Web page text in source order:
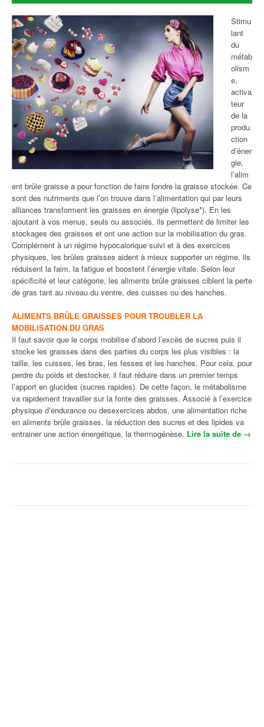
Stimu
lant
du
métab
olism
e,
activa
teur
de la
produ
ction
d’éner
gie,
l’alim
ent brûle graisse a pour fonction de faire fondre la graisse stockée. Ce
sont des nutriments que l’on trouve dans l’alimentation qui par leurs
alliances transforment les graisses en énergie (lipolyse*). En les
ajoutant à vos menus, seuls ou associés, ils permettent de limiter les
stockages des graisses et ont une action sur la mobilisation du gras.
Complément à un régime hypocalorique suivi et à des exercices
physiques, les brûles graisses aident à mieux supporter un régime, ils
réduisent la faim, la fatigue et boostent l’énergie vitale. Selon leur
spécificité et leur catégorie, les aliments brûle graisses ciblent la perte
de gras tant au niveau du ventre, des cuisses ou des hanches.
ALIMENTS BRÛLE GRAISSES POUR TROUBLER LA
MOBILISATION DU GRAS
Il faut savoir que le corps mobilise d’abord l’excès de sucres puis il
stocke les graisses dans des parties du corps les plus visibles : la
taille, les cuisses, les bras, les fesses et les hanches. Pour cela, pour
perdre du poids et destocker, il faut réduire dans un premier temps
l’apport en glucides (sucres rapides). De cette façon, le métabolisme
va rapidement travailler sur la fonte des graisses. Associé à l’exercice
physique d’endurance ou desexercices abdos, une alimentation riche
en aliments brûle graisses, la réduction des sucres et des lipides va
entrainer une action énergétique, la thermogénèse. Lire la suite de « Les
→